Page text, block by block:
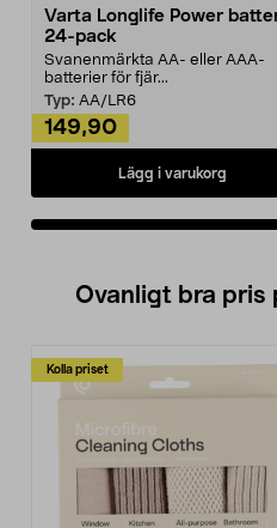
Varta Longlife Power
24-pack
Svanenmärkta AA- eller AAA-
batterier för fjär...
Typ: AA/LR6
149,90
Lägg i varukorg
Ovanligt bra pris
Kolla priset